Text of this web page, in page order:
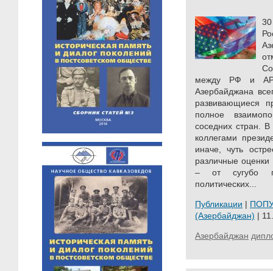
между РФ и
Азербайджана
развивающиеся
полное
соседних стран. В
коллегами
иначе, чуть
различные оценки
– от сугубо
политических...
Публикации |
(Азербайджан) |
Азербайджан